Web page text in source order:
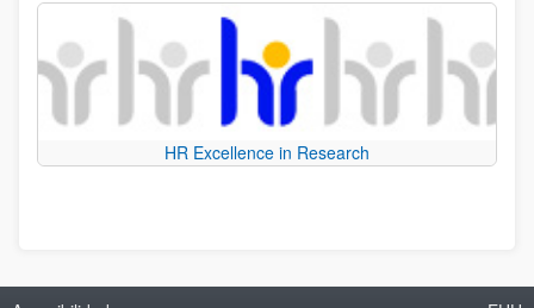
HR Excellence in Research